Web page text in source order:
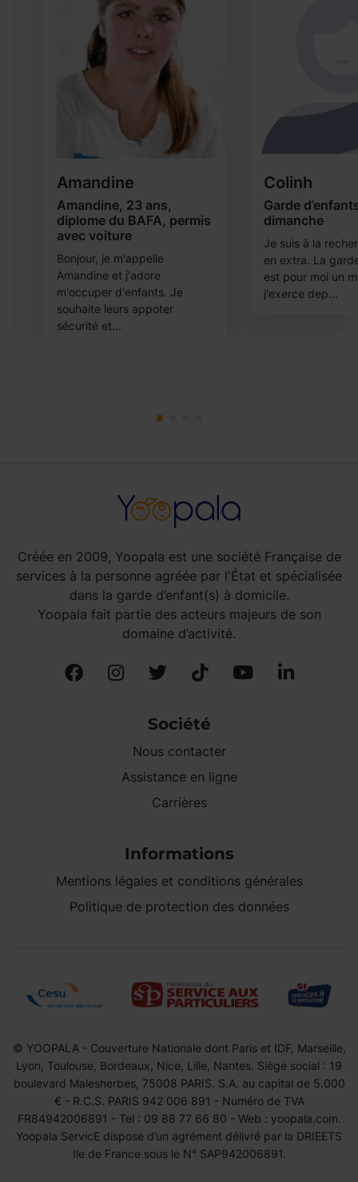
Amandine
Amandine, 23 ans,
diplome du BAFA, permis
avec voiture
Bonjour, je m'appelle
Amandine et j'adore
m'occuper d'enfants. Je
souhaite leurs appoter
sécurité et...
Colinh
Garde
dimanche
Je suis à la
en extra. La
est pour moi un
j'exerce dep...
Créée en 2009, Yoopala est une société Française de
services à la personne agréée par l'État et spécialisée
dans la garde d’enfant(s) à domicile.
Yoopala fait partie des acteurs majeurs de son
domaine d’activité.
Société
Nous contacter
Assistance en ligne
Carrières
Informations
Mentions légales et conditions générales
Politique de protection des données
© YOOPALA - Couverture Nationale dont Paris et IDF, Marseille,
Lyon, Toulouse, Bordeaux, Nice, Lille, Nantes. Siège social : 19
boulevard Malesherbes, 75008 PARIS. S.A. au capital de 5.000
€ - R.C.S. PARIS 942 006 891 - Numéro de TVA
FR84942006891 - Tel : 09 88 77 66 80 - Web : yoopala.com.
Yoopala ServicE dispose d’un agrément délivré par la DRIEETS
Ile de France sous le N° SAP942006891.